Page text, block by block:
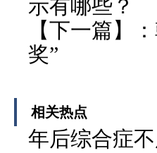
示有哪些？
【下一篇】：
奖”
相关热点
年后综合症